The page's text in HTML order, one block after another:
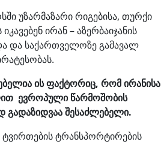
უზარმაზარი რიგებისა, თურქი
ირან – აზერბაიჯანის
და საქართველოზე გამავალ
ის ფაქტორიც, რომ ირანისა
ევროპული წარმოშობის
შესაძლებელი.
ტრანსპორტირების